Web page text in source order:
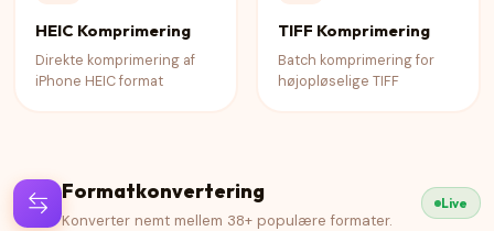
HEIC Komprimering
Direkte komprimering af
iPhone HEIC format
TIFF Komprimering
Batch komprimering for
højopløselige TIFF
Formatkonvertering
Konverter nemt mellem 38+ populære formater.
Live